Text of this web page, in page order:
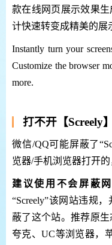
款在线网页展示效果
计快速转变成精美的展
Instantly turn your
Customize the browser
more.
打不开【Screely
微信/QQ可能屏蔽了
览器/手机浏览器打开
建议使用不会屏蔽
“Screely”该网站违规
蔽了这个站。推荐原生
夸克、UC等浏览器，